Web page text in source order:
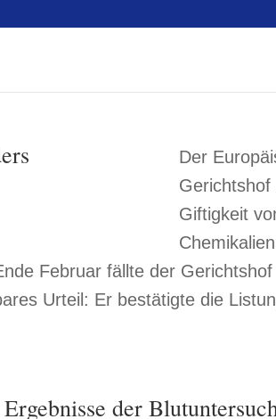
Der
Giftigkeit
Februar fällte der
Urteil: Er bestätigte die
der